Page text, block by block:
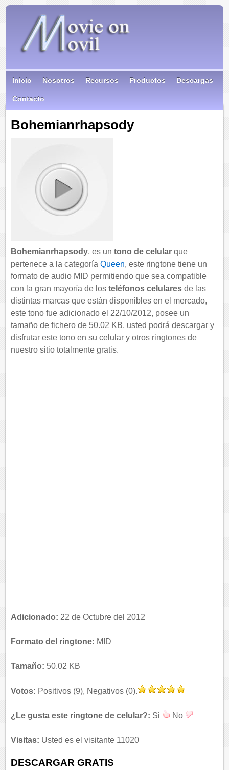
Inicio Nosotros Recursos Productos Descargas
Contacto
Bohemianrhapsody
Bohemianrhapsody, es untono de celular que
pertenece a la categoríaQueen, este ringtone tiene un
formato de audio MID permitiendo que sea compatible
con la gran mayoría de losteléfonos celulares de las
distintas marcas que están disponibles en el mercado,
este tono fue adicionado el 22/10/2012, posee un
tamaño de fichero de 50.02 KB, usted podrá descargar y
disfrutar este tono en su celular y otros ringtones de
nuestro sitio totalmente gratis.
Adicionado: 22 de Octubre del 2012
Formato del ringtone: MID
Tamaño: 50.02 KB
Votos: Positivos (9), Negativos (0).
¿Le gusta este ringtone de celular?: Si No
Visitas: Usted es el visitante 11020
DESCARGAR GRATIS